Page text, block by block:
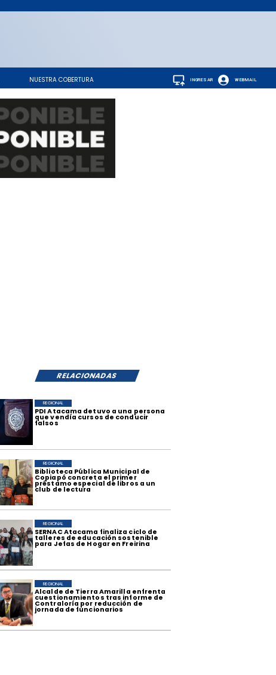
NUESTRA COBERTURA WEBMAIL
INGRESAR
RELACIONADAS
​PDI Atacama detuvo a una persona
que vendía cursos de conducir
falsos
REGIONAL
​Biblioteca Pública Municipal de
Copiapó concreta el primer
préstamo especial de libros a un
club de lectura
REGIONAL
SERNAC Atacama finaliza ciclo de
talleres de educación sostenible
para Jefas de Hogar en Freirina
REGIONAL
​Alcalde de Tierra Amarilla enfrenta
cuestionamientos tras informe de
Contraloría por reducción de
jornada de funcionarios
REGIONAL